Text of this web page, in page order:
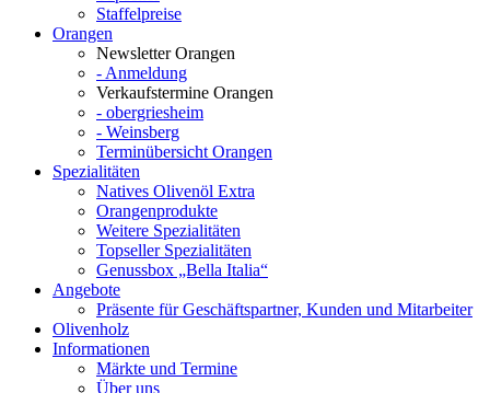
Staffelpreise
Orangen
Newsletter Orangen
- Anmeldung
Verkaufstermine Orangen
- obergriesheim
- Weinsberg
Terminübersicht Orangen
Spezialitäten
Natives Olivenöl Extra
Orangenprodukte
Weitere Spezialitäten
Topseller Spezialitäten
Genussbox „Bella Italia“
Angebote
Präsente für Geschäftspartner, Kunden und Mitarbeiter
Olivenholz
Informationen
Märkte und Termine
Über uns